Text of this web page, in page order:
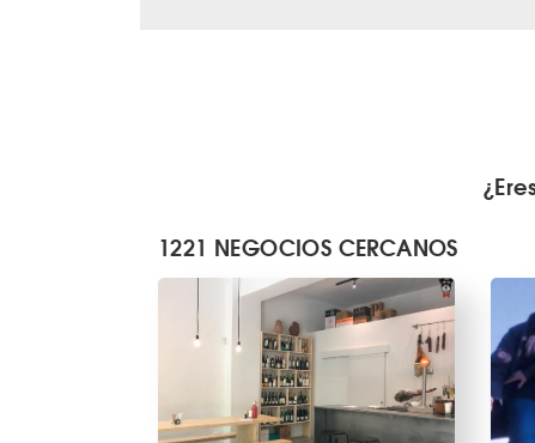
1221 NEGOCIOS CERCANOS